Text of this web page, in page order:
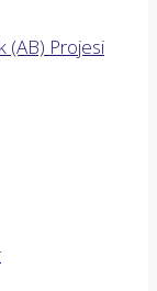
(AB) Projesi